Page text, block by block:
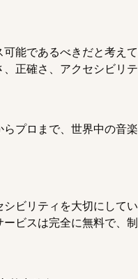
能であるべきだと考え
正確さ、アクセシビリ
プロまで、世界中の音
ビリティを大切にして
ビスは完全に無料で、制